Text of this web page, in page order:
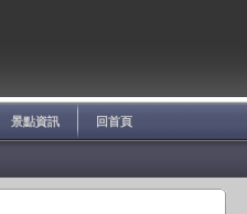
景點資訊 回首頁